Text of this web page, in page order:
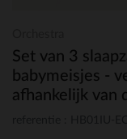
Set van 3
babymeisjes -
afhankelijk van